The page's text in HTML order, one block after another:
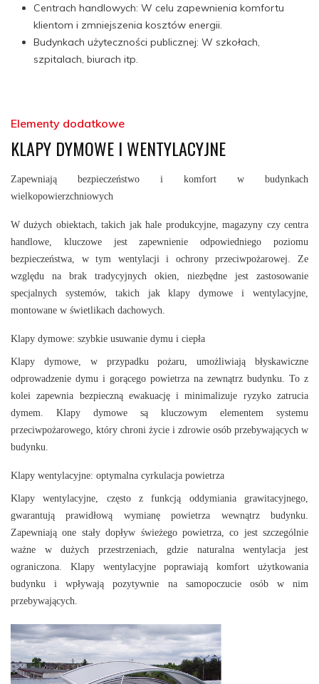
Centrach handlowych: W celu zapewnienia komfortu
klientom i zmniejszenia kosztów energii.
Budynkach użyteczności publicznej: W szkołach,
szpitalach, biurach itp.
Elementy dodatkowe
KLAPY DYMOWE I WENTYLACYJNE
Zapewniają bezpieczeństwo i komfort w budynkach
wielkopowierzchniowych
W dużych obiektach, takich jak hale produkcyjne, magazyny czy centra
handlowe, kluczowe jest zapewnienie odpowiedniego poziomu
bezpieczeństwa, w tym wentylacji i ochrony przeciwpożarowej. Ze
względu na brak tradycyjnych okien, niezbędne jest zastosowanie
specjalnych systemów, takich jak klapy dymowe i wentylacyjne,
montowane w świetlikach dachowych.
Klapy dymowe: szybkie usuwanie dymu i ciepła
Klapy dymowe, w przypadku pożaru, umożliwiają błyskawiczne
odprowadzenie dymu i gorącego powietrza na zewnątrz budynku. To z
kolei zapewnia bezpieczną ewakuację i minimalizuje ryzyko zatrucia
dymem. Klapy dymowe są kluczowym elementem systemu
przeciwpożarowego, który chroni życie i zdrowie osób przebywających w
budynku.
Klapy wentylacyjne: optymalna cyrkulacja powietrza
Klapy wentylacyjne, często z funkcją oddymiania grawitacyjnego,
gwarantują prawidłową wymianę powietrza wewnątrz budynku.
Zapewniają one stały dopływ świeżego powietrza, co jest szczególnie
ważne w dużych przestrzeniach, gdzie naturalna wentylacja jest
ograniczona. Klapy wentylacyjne poprawiają komfort użytkowania
budynku i wpływają pozytywnie na samopoczucie osób w nim
przebywających.